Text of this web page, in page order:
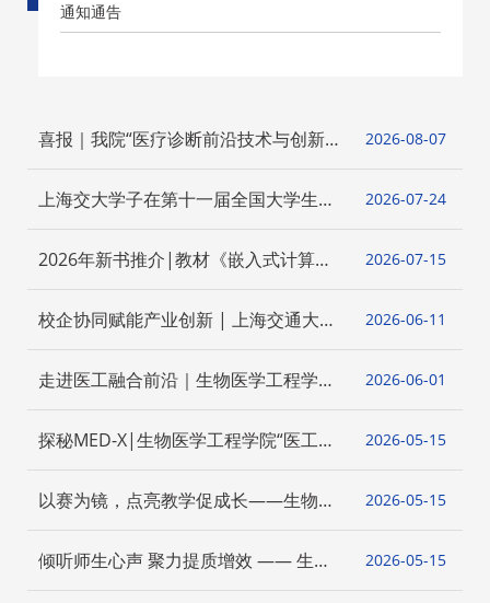
通知通告
喜报｜我院“医疗诊断前沿技术与创新应
用”课程入选上海交通大学本科课程思政
示范课程认定名单！
07
2026-08
上海交大学子在第十一届全国大学生生
物医学工程创新设计竞赛中获佳绩
24
2026-07
2026年新书推介|教材《嵌入式计算机
系统及实践：一本通透MCS-51单片
机》出版发行
15
2026-07
校企协同赋能产业创新 | 上海交通大学
与上海电气医疗集团共建高端医疗装备
联合实验室
11
2026-06
走进医工融合前沿｜生物医学工程学
院“医工笃行”学堂第二期顺利开展
01
2026-06
探秘MED-X|生物医学工程学院“医工笃
行”学堂第一期顺利开展
15
2026-05
以赛为镜，点亮教学促成长——生物医
学工程学院与环境科学与工程学院联合
举办青教赛经验分享会
15
2026-05
倾听师生心声 聚力提质增效 —— 生物
医学工程学院召开本科课程教学中期师
15
2026-05